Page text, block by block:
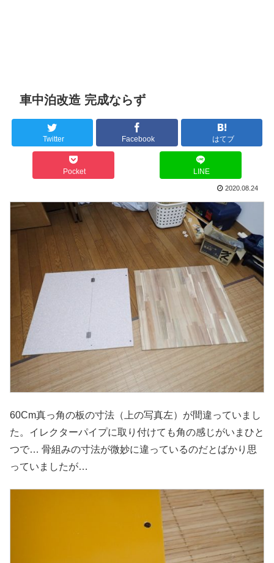
車中泊改造 完成ならず
Twitter Facebook はてブ
Pocket LINE
2020.08.24
60Cm真っ角の板の寸法（上の写真左）が間違っていまし
た。イレクターパイプに取り付けても角の感じがいまひと
つで… 骨組みの寸法が微妙に違っているのだとばかり思
っていましたが…